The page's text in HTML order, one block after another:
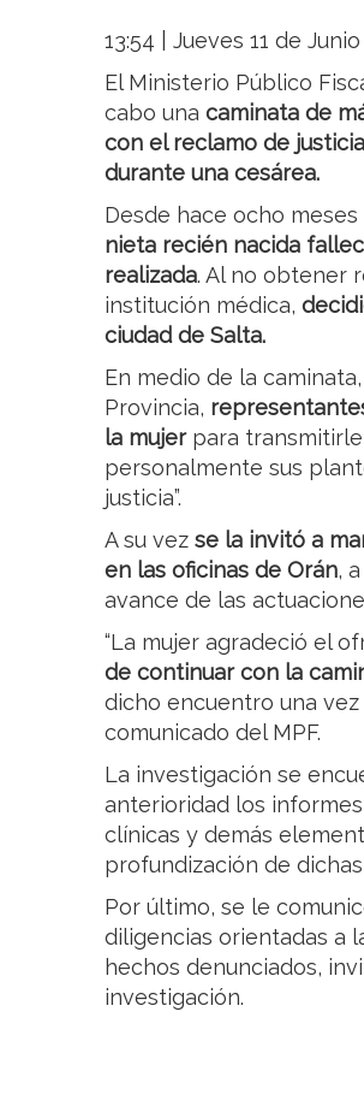
13:54 | Jueves 11 de
El Ministerio Público
cabo una caminata de
con el reclamo de
durante una cesárea.
Desde hace ocho meses
nieta recién nacida
realizada. Al no obtener
institución médica,
ciudad de Salta.
En medio de la
Provincia,
la mujerpara transmitirle
personalmente sus
justicia”.
A su vez se la invitó a
en las oficinas de Orán,
avance de las
“La mujer agradeció el
de continuar con la
dicho encuentro una vez
comunicado del MPF.
La investigación se
anterioridad los
clínicas y demás
profundización de
Por último, se le
diligencias orientadas a
hechos denunciados,
investigación.